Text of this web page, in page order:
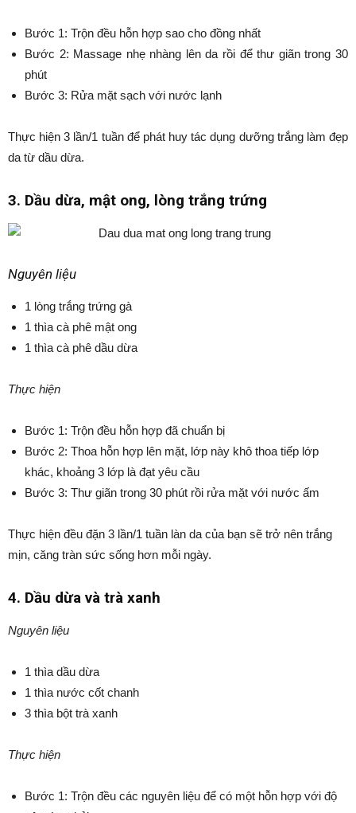
Bước 1: Trộn đều hỗn hợp sao cho đồng nhất
Bước 2: Massage nhẹ nhàng lên da rồi để thư giãn trong 30
phút
Bước 3: Rửa mặt sạch với nước lạnh
Thực hiện 3 lần/1 tuần để phát huy tác dụng dưỡng trắng làm đẹp
da từ dầu dừa.
3. Dầu dừa, mật ong, lòng trắng trứng
Nguyên liệu
1 lòng trắng trứng gà
1 thìa cà phê mật ong
1 thìa cà phê dầu dừa
Thực hiện
Bước 1: Trộn đều hỗn hợp đã chuẩn bị
Bước 2: Thoa hỗn hợp lên mặt, lớp này khô thoa tiếp lớp
khác, khoảng 3 lớp là đạt yêu cầu
Bước 3: Thư giãn trong 30 phút rồi rửa mặt với nước ấm
Thực hiện đều đặn 3 lần/1 tuần làn da của bạn sẽ trở nên trắng
mịn, căng tràn sức sống hơn mỗi ngày.
4. Dầu dừa và trà xanh
Nguyên liệu
1 thìa dầu dừa
1 thìa nước cốt chanh
3 thìa bột trà xanh
Thực hiện
Bước 1: Trộn đều các nguyên liệu để có một hỗn hợp với độ